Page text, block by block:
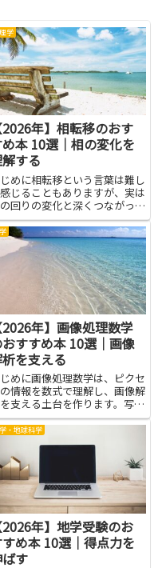
学
2026年】相転移のおす
本 10選｜相の変化を
する
めに相転移という言葉は難し
じることもありますが、実は
回りの変化と深くつながって
す。水が凍るときの境目や、
の変化で起きる現象を思い浮
べると、イメージがつかみやす
なります。このテーマを学ぶ
、物事の変化を見抜く力が自然
2026年】画像処理数学
すすめ本 10選｜画像
を支える
めに画像処理数学は、ピクセ
情報を数式で理解し、画像解
支える土台を作ります。写真
像の品質向上、特徴検出、物
識といった作業は、数学の考
方があると手順が分かりやすく
ります。この記事では、実務で
つ考え方と学習のコツを、
・地球科学
2026年】地学受験のお
め本 10選｜得点力を
す